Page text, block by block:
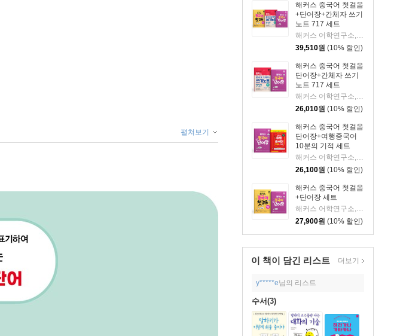
해커스 중국어 첫걸음
+단어장+간체자 쓰기
노트 717 세트
해커스 어학연구소,해커스 중국어연구소 저
39,510원 (10% 할인)
해커스 중국어 첫걸음
단어장+간체자 쓰기
노트 717 세트
해커스 어학연구소,해커스 중국어연구소 저
26,010원 (10% 할인)
해커스 중국어 첫걸음
단어장+여행중국어
10분의 기적 세트
해커스 어학연구소,해커스 중국어연구소 저
26,100원 (10% 할인)
해커스 중국어 첫걸음
+단어장 세트
해커스 어학연구소,해커스 중국어연구소 저
27,900원 (10% 할인)
이 책이 담긴 리스트 더보기
y*****e님의 리스트
수서(3)
펼쳐보기